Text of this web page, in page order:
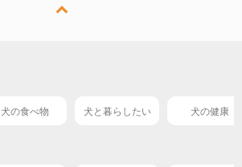
犬の食べ物 犬と暮らしたい 犬の健康